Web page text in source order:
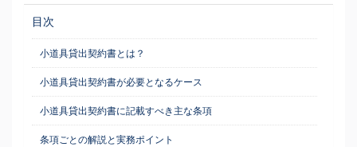
目次
小道具貸出契約書とは？
小道具貸出契約書が必要となるケース
小道具貸出契約書に記載すべき主な条項
条項ごとの解説と実務ポイント